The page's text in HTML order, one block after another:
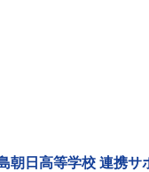
日高等学校 連携サ